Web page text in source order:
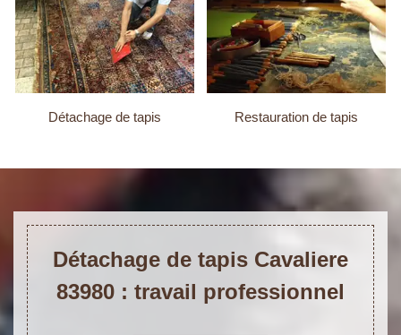
Détachage de tapis Restauration de tapis
Détachage de tapis Cavaliere
83980 : travail professionnel